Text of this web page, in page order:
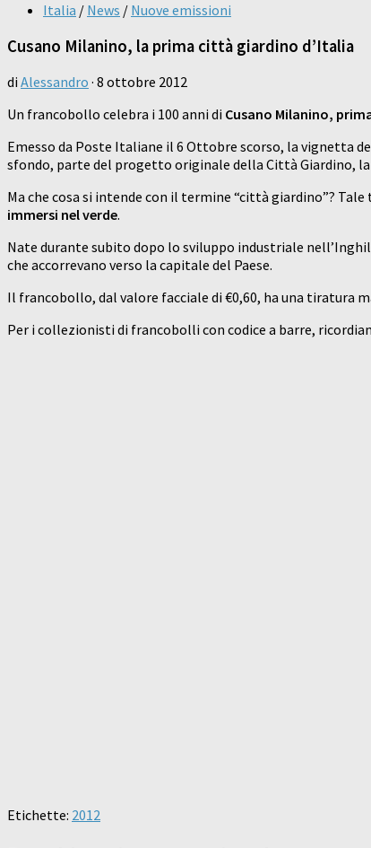
Italia / News / Nuove emissioni
Cusano Milanino, la prima città giardino d’Italia
di Alessandro · 8 ottobre 2012
Un francobollo celebra i 100 anni di Cusano Milanino,
Emesso da Poste Italiane il 6 Ottobre scorso, la vignetta
sfondo, parte del progetto originale della Città Giardino,
Ma che cosa si intende con il termine “città giardino”?
immersi nel verde.
Nate durante subito dopo lo sviluppo industriale
che accorrevano verso la capitale del Paese.
Il francobollo, dal valore facciale di €0,60, ha una tiratura
Per i collezionisti di francobolli con codice a barre,
Etichette: 2012